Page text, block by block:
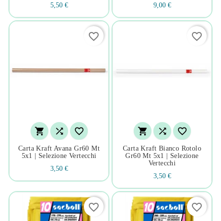
5,50 €
9,00 €
  
Carta Kraft Avana Gr60 Mt
5x1 | Selezione Vertecchi
3,50 €
favorite_border
  
Carta Kraft Bianco Rotolo
Gr60 Mt 5x1 | Selezione
Vertecchi
3,50 €
favorite_border
favorite_border favorite_border